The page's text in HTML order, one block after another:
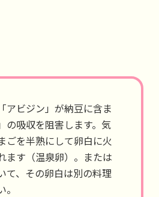
アビジン」が納豆に含ま
の吸収を阻害します。気
ごを半熟にして卵白に火
ます（温泉卵）。または
て、その卵白は別の料理